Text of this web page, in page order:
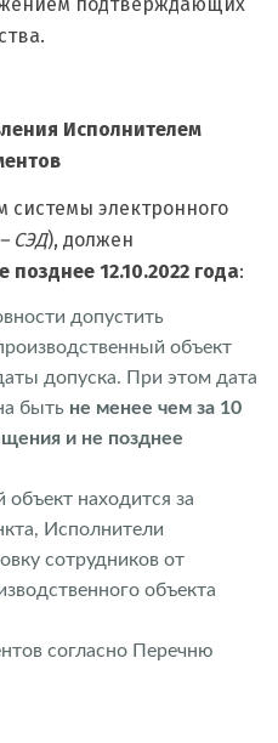
Исполнителем
системы электронного
СЭД), должен
позднее 12.10.2022 года:
допустить
объект
допуска. При этом дата
быть не менее чем за 10
и не позднее
объект находится за
Исполнители
сотрудников от
объекта
согласно Перечню